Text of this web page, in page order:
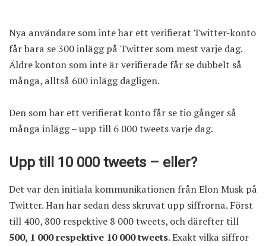
Nya användare som inte har ett verifierat Twitter-konto
får bara se 300 inlägg på Twitter som mest varje dag.
Äldre konton som inte är verifierade får se dubbelt så
många, alltså 600 inlägg dagligen.
Den som har ett verifierat konto får se tio gånger så
många inlägg – upp till 6 000 tweets varje dag.
Upp till 10 000 tweets – eller?
Det var den initiala kommunikationen från Elon Musk på
Twitter. Han har sedan dess skruvat upp siffrorna. Först
till 400, 800 respektive 8 000 tweets, och därefter till
500, 1 000 respektive 10 000 tweets. Exakt vilka siffror